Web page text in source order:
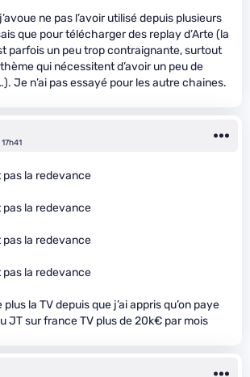
ne pas l’avoir utilisé depuis plusieurs
que pour télécharger des replay d’Arte (la
parfois un peu trop contraignante, surtout
qui nécessitent d’avoir un peu de
Je n’ai pas essayé pour les autre chaines.
pas la redevance
pas la redevance
pas la redevance
pas la redevance
la TV depuis que j’ai appris qu’on paye
JT sur france TV plus de 20k€ par mois